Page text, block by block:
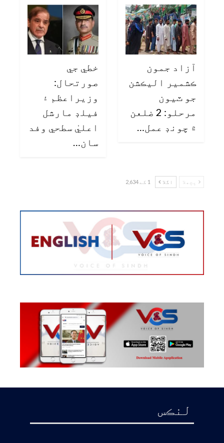
آزاد جمون
ڪشمير اليڪشن
جو ٽيون
مرحلو: 2 ضلعن
۾ چونڊ عمل…
خطي جي
صورتحال:
وزيراعظم ۽
فيلڊ مارشل
اعليٰ سطحي وفد
سان…
پچھلا اگلا 1 کے 2,634
لنڪس